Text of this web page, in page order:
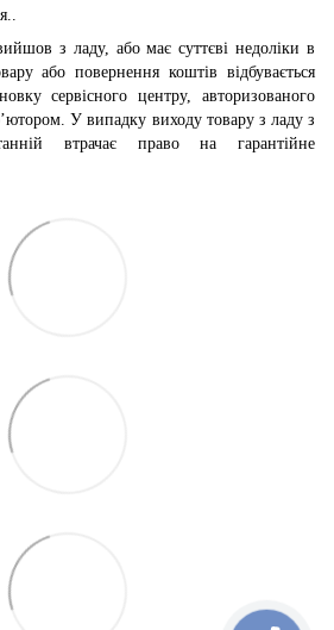
з ладу, або має суттєві недоліки в
або повернення коштів відбувається
сервісного центру, авторизованого
У випадку виходу товару з ладу з
втрачає право на гарантійне